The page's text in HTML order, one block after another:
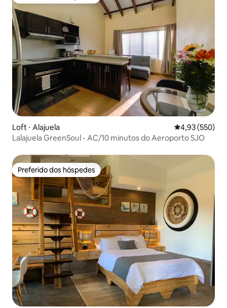
Loft ⋅ Alajuela 4,93 de uma
4,93 (550)
Lalajuela GreenSoul - AC/10 minutos do Aeroporto SJO
Preferido dos hóspedes
Preferido dos hóspedes